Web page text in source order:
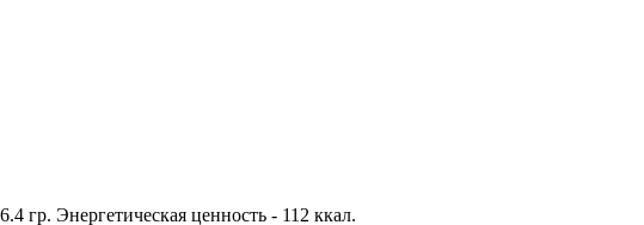
гр. Энергетическая ценность - 112 ккал.